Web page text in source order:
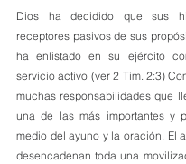
Dios ha decidido que sus
receptores pasivos de sus
ha enlistado en su ejército
servicio activo (ver 2 Tim. 2:3)
muchas responsabilidades que
una de las más importantes y
medio del ayuno y la oración. El
desencadenan toda una